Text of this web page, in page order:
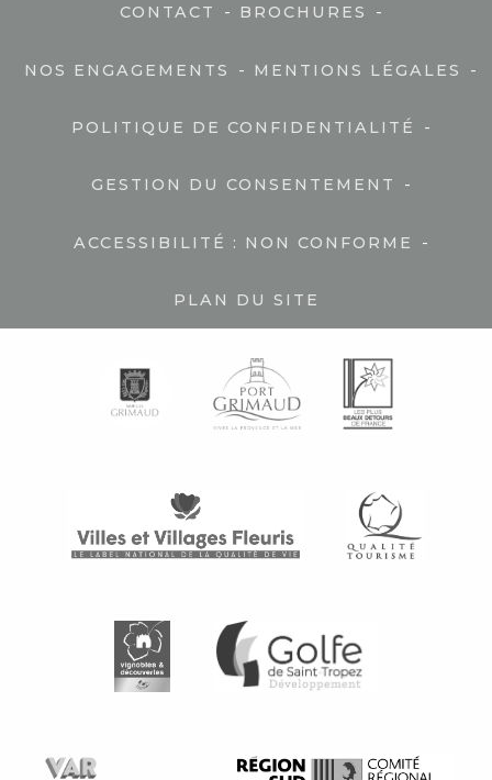
CONTACT - BROCHURES -
NOS ENGAGEMENTS - MENTIONS LÉGALES -
POLITIQUE DE CONFIDENTIALITÉ -
GESTION DU CONSENTEMENT -
ACCESSIBILITÉ : NON CONFORME -
PLAN DU SITE